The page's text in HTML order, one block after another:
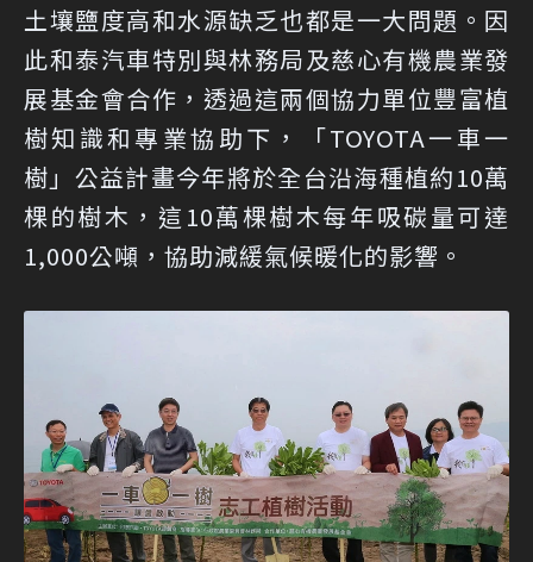
土壤鹽度高和水源缺乏也都是一大問題。因
此和泰汽車特別與林務局及慈心有機農業發
展基金會合作，透過這兩個協力單位豐富植
樹知識和專業協助下，「TOYOTA一車一
樹」公益計畫今年將於全台沿海種植約10萬
棵的樹木，這10萬棵樹木每年吸碳量可達
1,000公噸，協助減緩氣候暖化的影響。